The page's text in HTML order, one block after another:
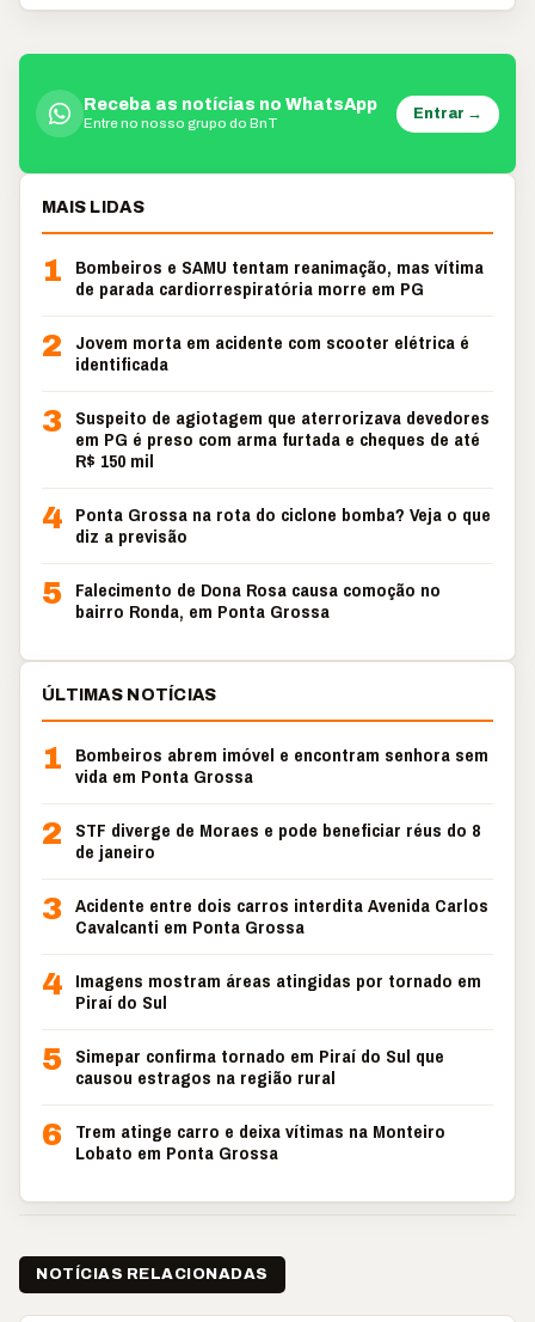
Receba as notícias no WhatsApp
Entre no nosso grupo do BnT
Entrar →
MAIS LIDAS
1
Bombeiros e SAMU tentam reanimação, mas vítima
de parada cardiorrespiratória morre em PG
2
Jovem morta em acidente com scooter elétrica é
identificada
3 Suspeito de agiotagem que aterrorizava devedores
em PG é preso com arma furtada e cheques de até
R$ 150 mil
4 Ponta Grossa na rota do ciclone bomba? Veja o que
diz a previsão
5 Falecimento de Dona Rosa causa comoção no
bairro Ronda, em Ponta Grossa
ÚLTIMAS NOTÍCIAS
1
Bombeiros abrem imóvel e encontram senhora sem
vida em Ponta Grossa
2
STF diverge de Moraes e pode beneficiar réus do 8
de janeiro
3 Acidente entre dois carros interdita Avenida Carlos
Cavalcanti em Ponta Grossa
4 Imagens mostram áreas atingidas por tornado em
Piraí do Sul
5 Simepar confirma tornado em Piraí do Sul que
causou estragos na região rural
6 Trem atinge carro e deixa vítimas na Monteiro
Lobato em Ponta Grossa
NOTÍCIAS RELACIONADAS